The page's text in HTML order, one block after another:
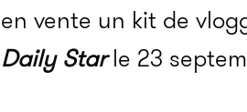
en vente un kit de
Daily Starle 23